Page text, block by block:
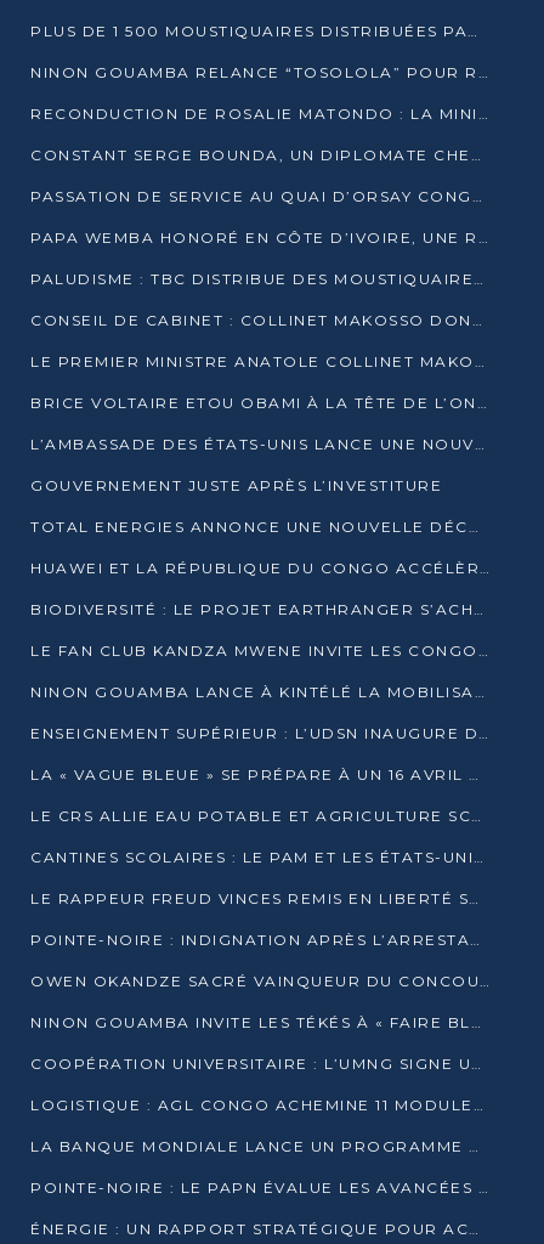
PLUS DE 1 500 MOUSTIQUAIRES DISTRIBUÉES PAR AGL ET CONGO TERMINAL DANS LA LUTTE CONTRE LE PALUDISME
NINON GOUAMBA RELANCE “TOSOLOLA” POUR RENFORCER LE DIALOGUE AVEC LES CITOYENS
RECONDUCTION DE ROSALIE MATONDO : LA MINISTRE PROMET D’ACCÉLÉRER LE TRAITEMENT DES DOSSIERS ET DE RELEVER DE NOUVEAUX DÉFIS
CONSTANT SERGE BOUNDA, UN DIPLOMATE CHEVRONNÉ AUX COMMANDES DES AFFAIRES ÉTRANGÈRES
PASSATION DE SERVICE AU QUAI D’ORSAY CONGOLAIS : GAKOSSO PASSE LE FLAMBEAU À BOUNDA
PAPA WEMBA HONORÉ EN CÔTE D’IVOIRE, UNE RUE PORTE DÉSORMAIS SON NOM
PALUDISME : TBC DISTRIBUE DES MOUSTIQUAIRES DANS DEUX CSI DE BRAZZAVILLE
CONSEIL DE CABINET : COLLINET MAKOSSO DONNE SES DERNIÈRES ORIENTATIONS
LE PREMIER MINISTRE ANATOLE COLLINET MAKOSSO DÉMISSIONNE AVEC SON GOUVERNEMENT
BRICE VOLTAIRE ETOU OBAMI À LA TÊTE DE L’ONEC-C POUR TROIS ANS
L’AMBASSADE DES ÉTATS-UNIS LANCE UNE NOUVELLE COHORTE DU PROGRAMME ACCESS MICRO-SCHOLARSHIP
GOUVERNEMENT JUSTE APRÈS L’INVESTITURE
TOTAL ENERGIES ANNONCE UNE NOUVELLE DÉCOUVERTE D’HYDROCARBURES SUR LE PERMIS MOHO AU LARGE DU CONGO
HUAWEI ET LA RÉPUBLIQUE DU CONGO ACCÉLÈRENT LEUR PARTENARIAT
BIODIVERSITÉ : LE PROJET EARTHRANGER S’ACHÈVE, MAIS LES DÉFIS DEMEURENT
LE FAN CLUB KANDZA MWENE INVITE LES CONGOLAIS À UNE FORTE AFFLUENCE AU STADE DE KINTÉLÉ
NINON GOUAMBA LANCE À KINTÉLÉ LA MOBILISATION POUR L’INVESTITURE DR DSN
ENSEIGNEMENT SUPÉRIEUR : L’UDSN INAUGURE DES LABORATOIRES POUR BOOSTER LA FORMATION PRATIQUE
LA « VAGUE BLEUE » SE PRÉPARE À UN 16 AVRIL HISTORIQUE
LE CRS ALLIE EAU POTABLE ET AGRICULTURE SCOLAIRE AU CŒUR DE LA TRANSFORMATION DES ÉCOLES RURALES
CANTINES SCOLAIRES : LE PAM ET LES ÉTATS-UNIS AU CONTACT DES ÉCOLIERS DE KINKALA
LE RAPPEUR FREUD VINCES REMIS EN LIBERTÉ SOUS PRESSION MÉDIATIQUE
POINTE-NOIRE : INDIGNATION APRÈS L’ARRESTATION DU RAPPEUR FREUD VINCES
OWEN OKANDZE SACRÉ VAINQUEUR DU CONCOURS SLAM POUR LA VIE
NINON GOUAMBA INVITE LES TÉKÉS À « FAIRE BLOC » POUR PESER DANS LE DÉBAT NATIONAL
COOPÉRATION UNIVERSITAIRE : L’UMNG SIGNE UN ACCORD STRATÉGIQUE AVEC L’UNIVERSITÉ HAINAN EN CHINE
LOGISTIQUE : AGL CONGO ACHEMINE 11 MODULES GÉANTS JUSQU’À BRAZZAVILLE
LA BANQUE MONDIALE LANCE UN PROGRAMME DE 394 MILLIONS DE DOLLARS POUR LE BASSIN DU CONGO
POINTE-NOIRE : LE PAPN ÉVALUE LES AVANCÉES DU MÔLE EST
ÉNERGIE : UN RAPPORT STRATÉGIQUE POUR ACCÉLÉRER LA TRANSITION AU CONGO